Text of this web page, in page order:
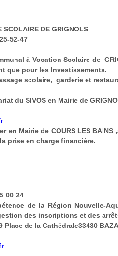
SCOLAIRE DE GRIGNOLS
52-47
à Vocation Scolaire de
que pour les Investissements.
scolaire, garderie et
du SIVOS en Mairie de
en Mairie de COURS LES
prise en charge financière.
00-24
de la Région Nouvelle-
des inscriptions et des
Place de la Cathédrale33430